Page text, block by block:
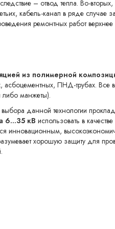
– отвод тепла. Во-
кабель-канал в ряде случае
ремонтных работ верхнее
из полимерной
асбоцементных, ПНД-трубах.
манжеты).
выбора данной технологии
6...35 кВ использовать в
инновационным,
хорошую защиту для